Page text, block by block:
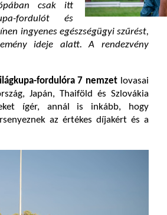
csak itt
fordulót és
ingyenes egészségügyi szűrést,
ideje alatt. A rendezvény
fordulóra 7 nemzet lovasai
Japán, Thaiföld és Szlovákia
ígér, annál is inkább, hogy
az értékes díjakért és a